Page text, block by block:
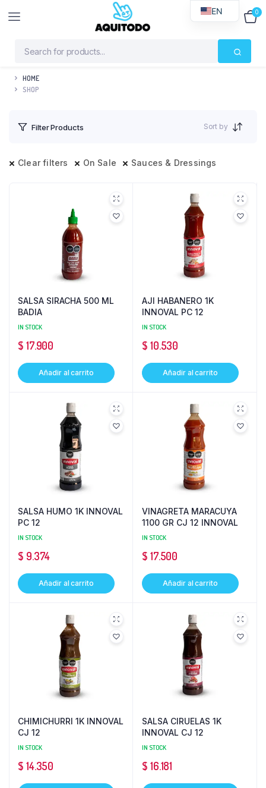
0
HOME
SHOP
Filter Products Sort by
Clear filters On Sale Sauces & Dressings
SALSA SIRACHA 500 ML
BADIA
IN STOCK
$ 17.900
Añadir al carrito
AJI HABANERO 1K
INNOVAL PC 12
IN STOCK
$ 10.530
Añadir al carrito
SALSA HUMO 1K INNOVAL
PC 12
IN STOCK
$ 9.374
Añadir al carrito
VINAGRETA MARACUYA
1100 GR CJ 12 INNOVAL
IN STOCK
$ 17.500
Añadir al carrito
CHIMICHURRI 1K INNOVAL
CJ 12
IN STOCK
$ 14.350
SALSA CIRUELAS 1K
INNOVAL CJ 12
IN STOCK
$ 16.181
EN